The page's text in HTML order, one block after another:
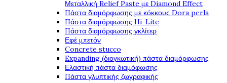
Μεταλλική Relief Paste με Diamond Effect
Πάστα διαμόρφωσης με κόκκους Dora perla
Πάστα διαμόρφωσης Hi-Lite
Πάστα διαμόρφωσης γκλίτερ
Εφέ μπετόν
Concrete stucco
Expanding (διογκωτική) πάστα διαμόρφωσης
Ελαστική πάστα διαμόφωσης
Πάστα γλυπτικής ζωγραφικής